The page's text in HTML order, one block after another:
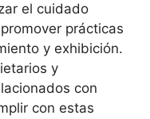
el cuidado
prácticas
y exhibición.
y
con
con estas